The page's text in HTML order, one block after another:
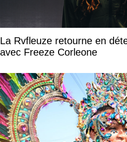
La Rvfleuze retourne en
avec Freeze Corleone